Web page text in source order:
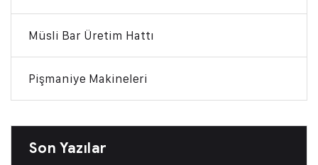
Müsli Bar Üretim Hattı
Pişmaniye Makineleri
Son Yazılar